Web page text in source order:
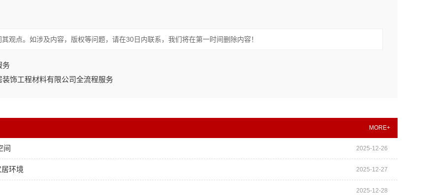
观点。如涉及内容，版权等问题，请在30日内联系，我们将在第一时间删除内容！
务
饰工程材料有限公司全流程服务
MORE+
间 2025-12-26
环境 2025-12-27
2025-12-28